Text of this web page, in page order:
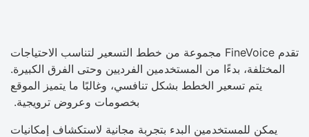
تقدم FineVoice مجموعة من خطط التسعير لتناسب الاحتياجات
المختلفة، بدءًا من المستخدمين الفرديين وحتى الفرق الكبيرة.
يتم تسعير الخطط بشكل تنافسي، وغالبًا ما يتميز الموقع
بخصومات وعروض ترويجية.
يمكن للمستخدمين البدء بتجربة مجانية لاستكشاف إمكانيات